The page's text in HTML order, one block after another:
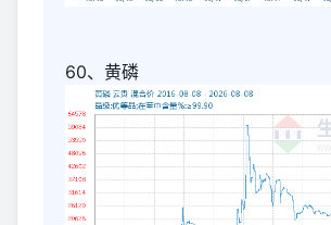
60、黄磷